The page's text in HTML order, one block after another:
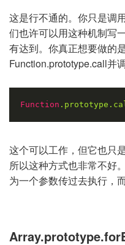
这是行不通的。你只是调
们也许可以用这种机制写
有达到。你真正想要做的
Function.prototype.call并
Function .prototype
这个可以工作，但它也只
所以这种方式也非常不好
为一个参数传过去执行，